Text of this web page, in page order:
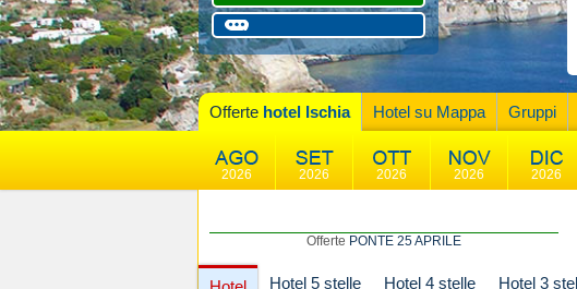
Offerte hotel Ischia Hotel su Mappa Gruppi
2026 2026 2026 2026 2026
Offerte PONTE 25 APRILE
Hotel 5 stelle Hotel 4 stelle Hotel 3